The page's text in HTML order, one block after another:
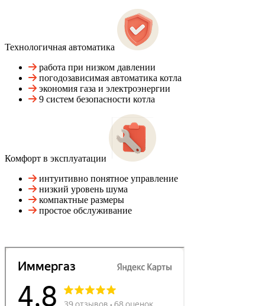
Технологичная автоматика
работа при низком давлении
погодозависимая автоматика котла
экономия газа и электроэнергии
9 систем безопасности котла
Комфорт в эксплуатации
интуитивно понятное управление
низкий уровень шума
компактные размеры
простое обслуживание